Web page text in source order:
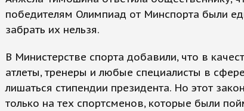
победителям Олимпиад от Минспорта были
забрать их нельзя.
В Министерстве спорта добавили, что в
атлеты, тренеры и любые специалисты в
лишаться стипендии президента. Но этот
только на тех спортсменов, которые были